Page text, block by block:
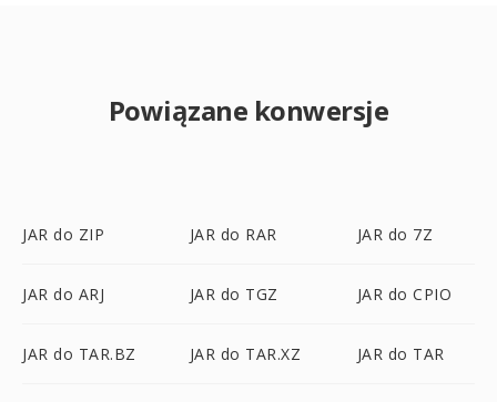
Powiązane konwersje
JAR do ZIP JAR do RAR JAR do 7Z
JAR do ARJ JAR do TGZ JAR do CPIO
JAR do TAR.BZ JAR do TAR.XZ JAR do TAR